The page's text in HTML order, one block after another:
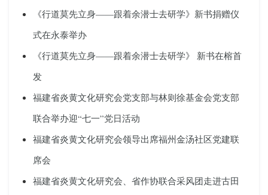
《行道莫先立身——跟着余潜士去研学》新书捐赠仪
式在永泰举办
《行道莫先立身——跟着余潜士去研学》 新书在榕首
发
福建省炎黄文化研究会党支部与林则徐基金会党支部
联合举办迎“七一”党日活动
福建省炎黄文化研究会领导出席福州金汤社区党建联
席会
福建省炎黄文化研究会、省作协联合采风团走进古田